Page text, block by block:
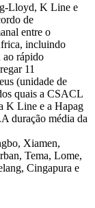
Lloyd, K Line e
de
entre o
incluindo
ao rápido
11
(unidade de
quais a CSACL
K Line e a Hapag
duração média da
Xiamen,
Tema, Lome,
Cingapura e